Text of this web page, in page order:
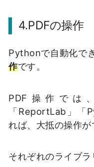
4.PDFの操作
Pythonで自動化で
作です。
PDF操作では
「ReportLab」「
れば、大抵の操作が
それぞれのライブラ